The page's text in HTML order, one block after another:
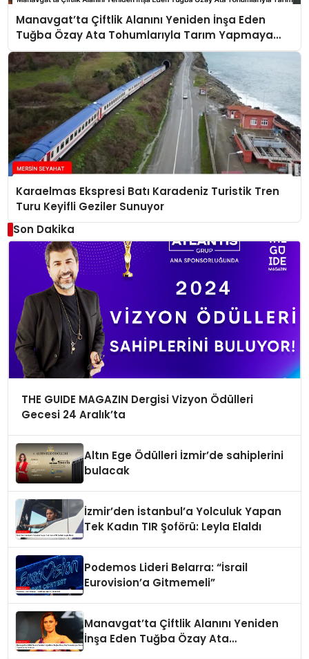
Manavgat’ta Çiftlik Alanını Yeniden İnşa Eden
Tuğba Özay Ata Tohumlarıyla Tarım Yapmaya
Hazırlanıyor
Karaelmas Ekspresi Batı Karadeniz Turistik Tren
Turu Keyifli Geziler Sunuyor
Son Dakika
THE GUIDE MAGAZIN Dergisi Vizyon Ödülleri
Gecesi 24 Aralık’ta
Altın Ege Ödülleri İzmir’de sahiplerini
bulacak
İzmir’den İstanbul’a Yolculuk Yapan
Tek Kadın TIR Şoförü: Leyla Elaldı
Podemos Lideri Belarra: “İsrail
Eurovision’a Gitmemeli”
Manavgat’ta Çiftlik Alanını Yeniden
İnşa Eden Tuğba Özay Ata